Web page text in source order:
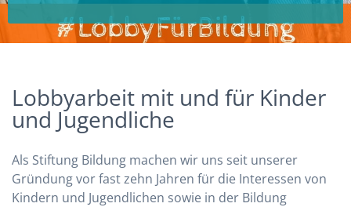
Lobbyarbeit mit und für Kinder
und Jugendliche
Als Stiftung Bildung machen wir uns seit unserer
Gründung vor fast zehn Jahren für die Interessen von
Kindern und Jugendlichen sowie in der Bildung